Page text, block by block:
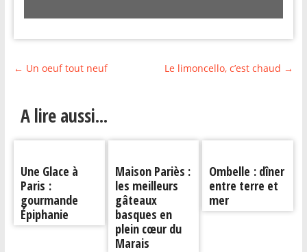
← Un oeuf tout neuf Le limoncello, c’est chaud →
A lire aussi...
Une Glace à
Paris :
gourmande
Épiphanie
Maison Pariès :
les meilleurs
gâteaux
basques en
plein cœur du
Marais
Ombelle : dîner
entre terre et
mer